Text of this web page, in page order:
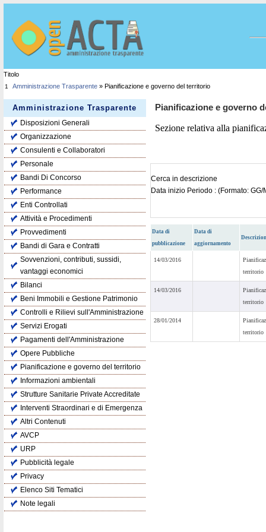
Titolo
1 Amministrazione Trasparente » Pianificazione e governo del territorio
Pianificazione e governo
Sezione relativa alla
Cerca in descrizione
Data inizio Periodo : (Formato: GG/
Data di
pubblicazione
Data di
aggiornamento
14/03/2016
territorio
14/03/2016
territorio
28/01/2014
territorio
Amministrazione Trasparente
Disposizioni Generali
Organizzazione
Consulenti e Collaboratori
Personale
Bandi Di Concorso
Performance
Enti Controllati
Attività e Procedimenti
Provvedimenti
Bandi di Gara e Contratti
Sovvenzioni, contributi, sussidi,
vantaggi economici
Bilanci
Beni Immobili e Gestione Patrimonio
Controlli e Rilievi sull'Amministrazione
Servizi Erogati
Pagamenti dell'Amministrazione
Opere Pubbliche
Pianificazione e governo del territorio
Informazioni ambientali
Strutture Sanitarie Private Accreditate
Interventi Straordinari e di Emergenza
Altri Contenuti
AVCP
URP
Pubblicità legale
Privacy
Elenco Siti Tematici
Note legali